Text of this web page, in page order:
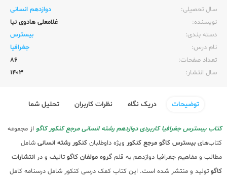
سال تحصیلی:‌
دوازدهم انسانی
نویسنده:‌
غلامعلی هادوی نیا
دسته بندی:
بیسترس
نام درس:
جغرافیا
تعداد صفحات:‌
86
سال انتشار:‌
1403
توضیحات دریک نگاه نظرات کاربران تحلیل شما
کتاب بیسترس جغرافیا کاربردی دوازدهم رشته انسانی مرجع کنکور کاگو از مجموعه
کتاب‌های بیسترس کاگو مرجع کنکور ویژه داوطلبان کنکور رشته انسانی شامل
مطالب و مفاهیم جغرافیا دوازدهم به قلم گروه مولفان کاگو تالیف و در انتشارات
کاگو تولید و منتشر شده است. این کتاب کمک درسی کنکور شامل درسنامه کامل